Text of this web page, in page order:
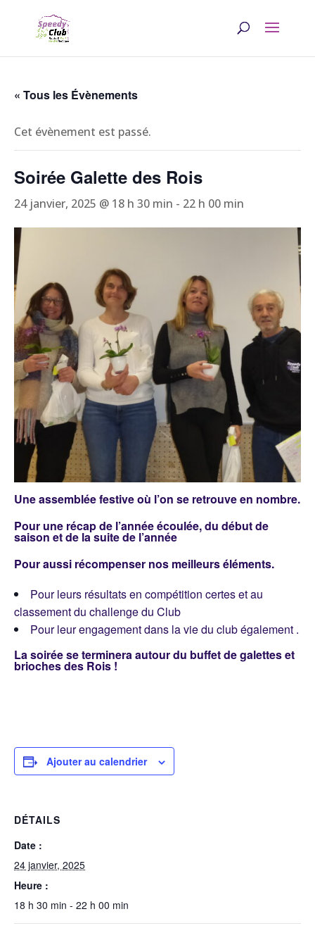
« Tous les Évènements
Cet évènement est passé.
Soirée Galette des Rois
24 janvier, 2025 @ 18 h 30 min - 22 h 00 min
Une assemblée festiveoù l’on se retrouve en nombre.
Pour une récap de l’année écoulée, du début de
saison et de la suite de l’année
Pour aussi récompenser nos meilleurs éléments.
Pour leurs résultats en compétition certes et au
classement du challenge du Club
Pour leur engagement dans la vie du club également .
La soirée se terminera autour du buffet de galettes et
brioches des Rois !
Ajouter au calendrier
DÉTAILS
Date :
24 janvier, 2025
Heure :
18 h 30 min - 22 h 00 min